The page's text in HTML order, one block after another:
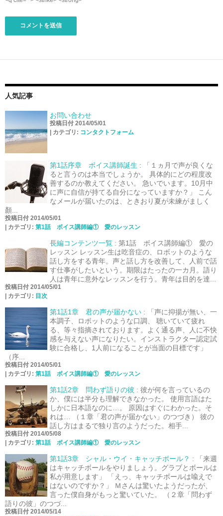
人気記事
お問い合わせ
投稿日付 2014/05/01
カテゴリ: コンタクトフォーム
第1話序章 ボイス講師誕生 :
「１ヵ月で声が良くな
ると言うのは本当でしょうか。 具体的にどの程度改
善するのか教えてください。 急いでいます。10月中
に声に自信が持てる自分になっていますか？」 こん
なメールが届いたのは、ときおり夏が未練がましく
顏...
投稿日付 2014/05/01
カテゴリ: 第1話 ボイス講師編① 愛のレッスン
長編コンテンツ一覧 : 第1話 ボイス講師編① 愛の
レッスン レッスン生は吃音症の、ロボットのような
話し方をする青年。声と話し方を改善して、人前で話
す仕事がしたいという。期限はたったの一カ月。語り
人は青年に意外なレッスンを行う。青年は目的を達...
投稿日付 2014/05/01
カテゴリ: 目次
第1話1章 君の声が届かない :
「声に抑揚が無い、一
本調子、ロボットのような口調、 聴いていて疲れ
る、等々指摘されております。よく通る声、人に不快
感を与えない声になりたい。インストラクター認定試
験に合格し、1人前になることが当面の目標です」
（序...
投稿日付 2014/05/01
カテゴリ: 第1話 ボイス講師編① 愛のレッスン
第1話2章 問わず語りの彼 : 彼が何を言っているの
か、僕には半分も理解できなかった。 使用言語はた
しかに日本語なのに…。 原因はすぐにわかった。そ
れは… （１章「君の声が届かない」のつづき） 彼の
話し方はまるで独り言のようだった。相手...
投稿日付 2014/05/08
カテゴリ: 第1話 ボイス講師編① 愛のレッスン
第1話3章 シャル・ウイ・キャッチボール？ :
「来週
はキャッチボールをやりましょう。グラブとボールは
私が用意します」 「えっ、キャッチボールは喩えで
はないのですか？」 Ｍさんは驚いたようだったが、
言った僕自身がもっと驚いていた。 （２章「問わず
語りの彼」のつづ...
投稿日付 2014/05/14